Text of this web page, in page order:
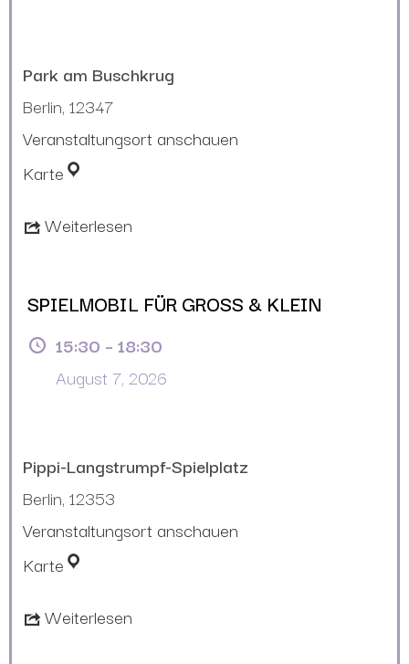
Park am Buschkrug
Berlin, 12347
Veranstaltungsort anschauen
Karte
Weiterlesen
SPIELMOBIL FÜR GROSS & KLEIN
15:30 – 18:30
August 7, 2026
Pippi-Langstrumpf-Spielplatz
Berlin, 12353
Veranstaltungsort anschauen
Karte
Weiterlesen